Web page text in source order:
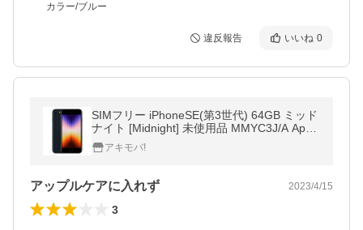
カラー/ブルー
違反報告 いいね 0
SIMフリー iPhoneSE(第3世代) 64GB ミッド
ナイト [Midnight] 未使用品 MMYC3J/A Appl
e iPhone本体
アキモバ!
アップルケアに入れず 2023/4/15
3